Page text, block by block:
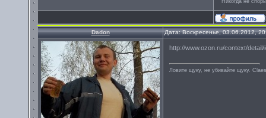
"Никогда не
Dadon Дата: Воскресенье, 03.06.2012,
http://www.ozon.ru/context/detail/
Ловите щуку, не убивайте щуку.